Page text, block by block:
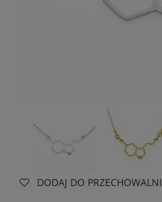
DODAJ DO PRZECHOWALNI